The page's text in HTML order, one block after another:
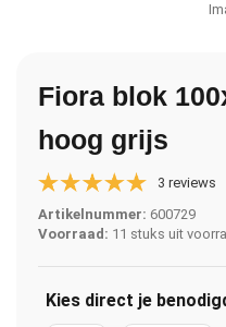
Fiora blok
hoog grijs
3 reviews
Artikelnummer: 600729
Voorraad: 11 stuks uit
Kies direct je